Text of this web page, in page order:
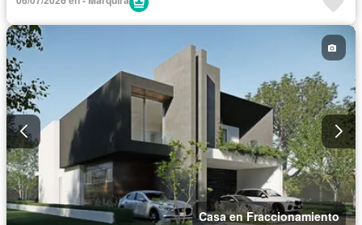
Despacho Caseta de vigilancia
Casa en Fraccionamiento